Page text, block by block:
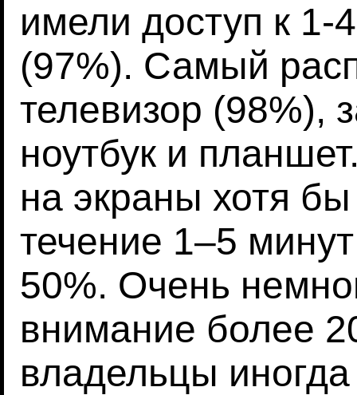
имели доступ к 1-
(97%). Самый
телевизор (98%),
ноутбук и
на экраны хотя
течение 1–5
50%. Очень
внимание более
владельцы